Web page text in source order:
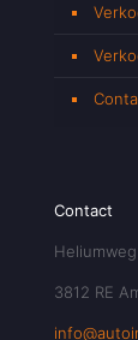
Contact
3812 RE